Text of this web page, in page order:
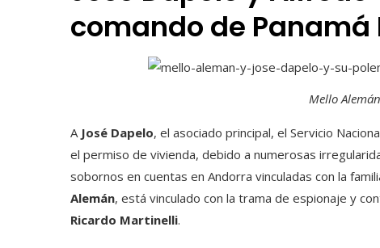
comando de Panamá
Mello
A José Dapelo, el asociado principal, el Servicio
el permiso de vivienda, debido a numerosas
sobornos en cuentas en Andorra vinculadas con la
Alemán, está vinculado con la trama de espionaje y
Ricardo Martinelli.